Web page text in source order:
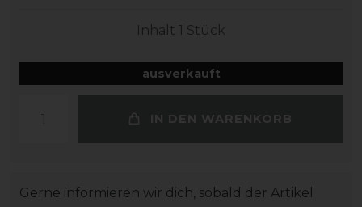
Inhalt 1 Stück
ausverkauft
IN DEN WARENKORB
Gerne informieren wir dich, sobald der Artikel